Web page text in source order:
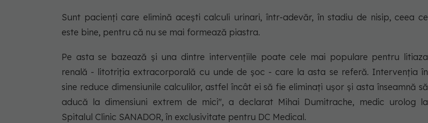
Sunt pacienți care elimină acești calculi urinari, într-adevăr, în stadiu de nisip, ceea ce
este bine, pentru că nu se mai formează piastra.
Pe asta se bazează și una dintre intervențiile poate cele mai populare pentru litiaza
renală - litotriția extracorporală cu unde de șoc - care la asta se referă. Intervenția în
sine reduce dimensiunile calculilor, astfel încât ei să fie eliminați ușor și asta înseamnă să
aducă la dimensiuni extrem de mici", a declarat Mihai Dumitrache, medic urolog la
Spitalul Clinic SANADOR, în exclusivitate pentru DC Medical.